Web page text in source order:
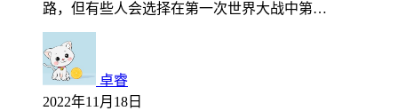
路，但有些人会选择在第一次世界大战中第…
卓睿
2022年11月18日